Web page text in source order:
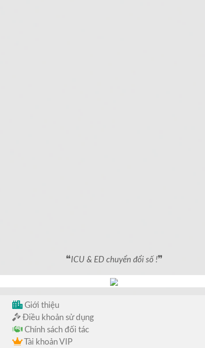
❝ICU & ED chuyển đổi số !❞
Giới thiệu
Điều khoản sử dụng
Chính sách đối tác
Tài khoản VIP